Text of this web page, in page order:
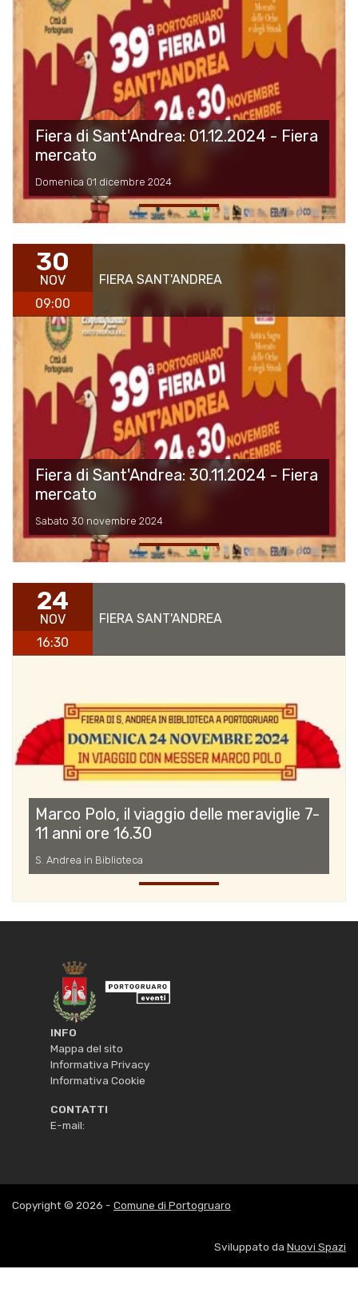
Fiera di Sant'Andrea: 01.12.2024 - Fiera
mercato
Domenica 01 dicembre 2024
30
NOV
09:00
FIERA SANT'ANDREA
Fiera di Sant'Andrea: 30.11.2024 - Fiera
mercato
Sabato 30 novembre 2024
24
NOV
16:30
FIERA SANT'ANDREA
Marco Polo, il viaggio delle meraviglie 7-
11 anni ore 16.30
S. Andrea in Biblioteca
INFO
Mappa del sito
Informativa Privacy
Informativa Cookie
CONTATTI
E-mail:
Copyright © 2026 - Comune di Portogruaro
Sviluppato da Nuovi Spazi